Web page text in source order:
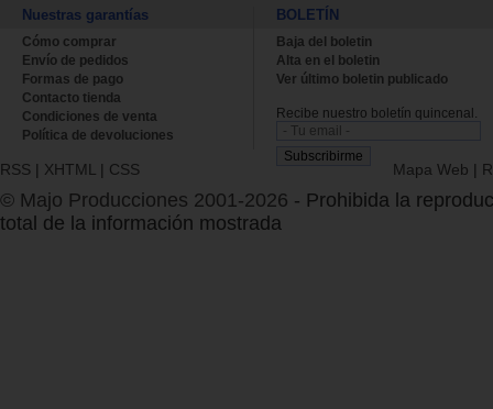
Nuestras garantías
Cómo comprar
Envío de pedidos
Formas de pago
Contacto tienda
Condiciones de venta
Política de devoluciones
BOLETÍN
Baja del boletin
Alta en el boletin
Ver último boletin publicado
Recibe nuestro boletín quincenal.
RSS | XHTML | CSS Mapa Web |
© Majo Producciones 2001-2026 - Prohibida la
total de la información mostrada